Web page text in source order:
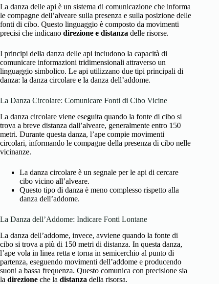
La danza delle api è un sistema di comunicazione che informa
le compagne dell’alveare sulla presenza e sulla posizione delle
fonti di cibo. Questo linguaggio è composto da movimenti
precisi che indicano direzione e distanza delle risorse.
I principi della danza delle api includono la capacità di
comunicare informazioni tridimensionali attraverso un
linguaggio simbolico. Le api utilizzano due tipi principali di
danza: la danza circolare e la danza dell’addome.
La Danza Circolare: Comunicare Fonti di Cibo Vicine
La danza circolare viene eseguita quando la fonte di cibo si
trova a breve distanza dall’alveare, generalmente entro 150
metri. Durante questa danza, l’ape compie movimenti
circolari, informando le compagne della presenza di cibo nelle
vicinanze.
La danza circolare è un segnale per le api di cercare
cibo vicino all’alveare.
Questo tipo di danza è meno complesso rispetto alla
danza dell’addome.
La Danza dell’Addome: Indicare Fonti Lontane
La danza dell’addome, invece, avviene quando la fonte di
cibo si trova a più di 150 metri di distanza. In questa danza,
l’ape vola in linea retta e torna in semicerchio al punto di
partenza, eseguendo movimenti dell’addome e producendo
suoni a bassa frequenza. Questo comunica con precisione sia
la direzione che la distanza della risorsa.